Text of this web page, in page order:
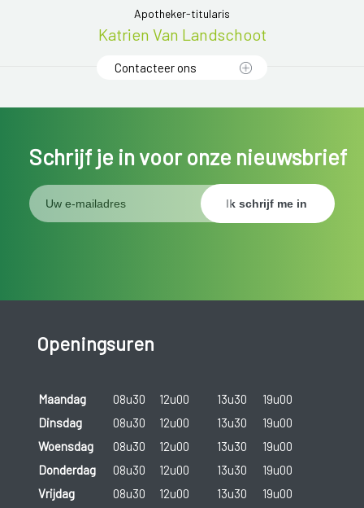
Apotheker-titularis
Katrien Van Landschoot
Contacteer ons
Schrijf je in voor onze nieuwsbrief
Openingsuren
Maandag 08u30 12u00 13u30
19u00
Dinsdag
08u30 12u00 13u30
19u00
Woensdag
08u30 12u00 13u30
19u00
Donderdag
08u30 12u00 13u30
19u00
Vrijdag
08u30 12u00 13u30
19u00